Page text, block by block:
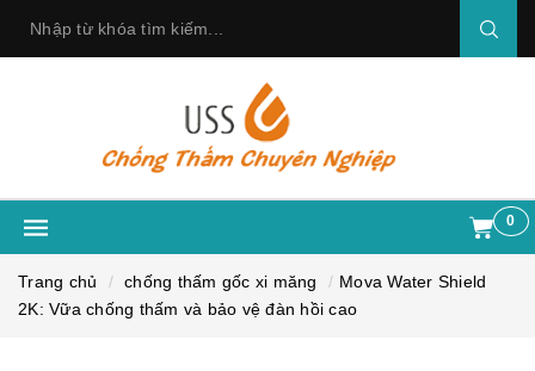
0
Trang chủ chống thấm gốc xi măng
Mova Water Shield
2K: Vữa chống thấm và bảo vệ đàn hồi cao